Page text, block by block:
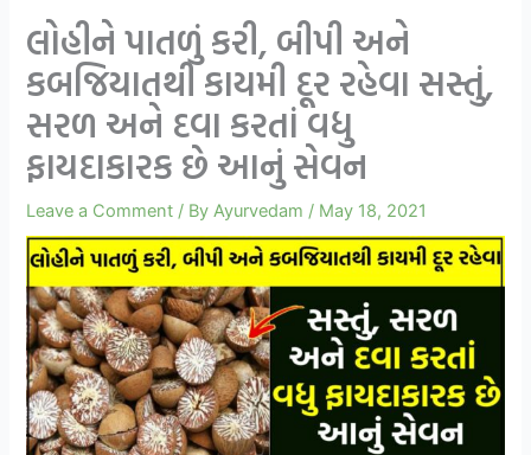
લોહીને પાતળું કરી, બીપી અને
કબજિયાતથી કાયમી દૂર રહેવા સસ્તું,
સરળ અને દવા કરતાં વધુ
ફાયદાકારક છે આનું સેવન
Leave a Comment / ByAyurvedam / May 18, 2021